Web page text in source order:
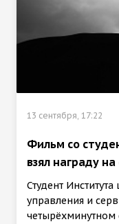
13 сентября, 17:22
Фильм со
взял награду
Студент
управления и